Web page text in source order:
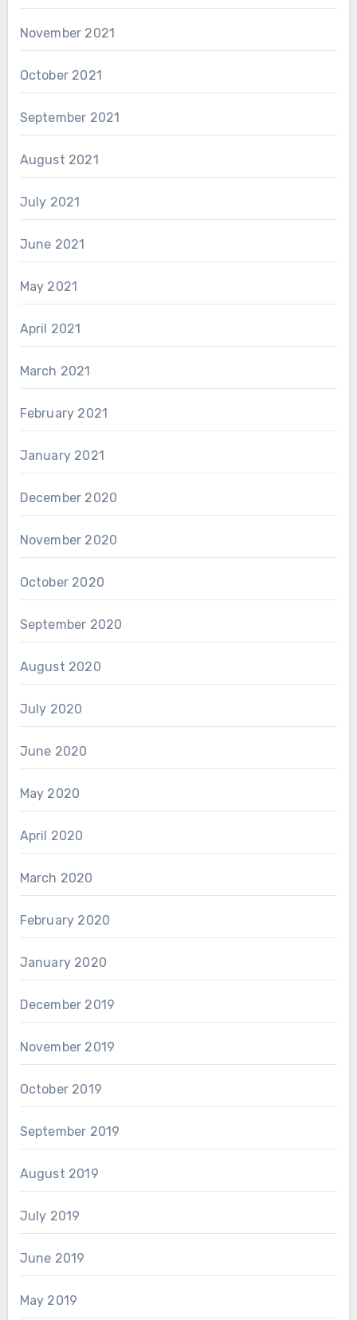
November 2021
October 2021
September 2021
August 2021
July 2021
June 2021
May 2021
April 2021
March 2021
February 2021
January 2021
December 2020
November 2020
October 2020
September 2020
August 2020
July 2020
June 2020
May 2020
April 2020
March 2020
February 2020
January 2020
December 2019
November 2019
October 2019
September 2019
August 2019
July 2019
June 2019
May 2019